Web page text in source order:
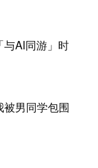
与AI同游」时
男同学包围